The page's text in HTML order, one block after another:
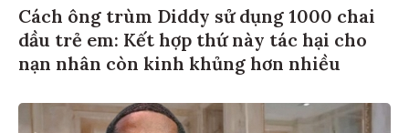
Cách ông trùm Diddy sử dụng 1000 chai
dầu trẻ em: Kết hợp thứ này tác hại cho
nạn nhân còn kinh khủng hơn nhiều